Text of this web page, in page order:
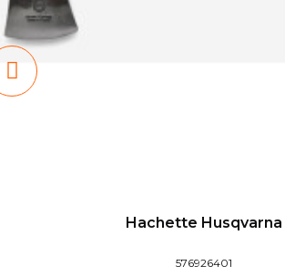
Hachette Husqvarna
576926401